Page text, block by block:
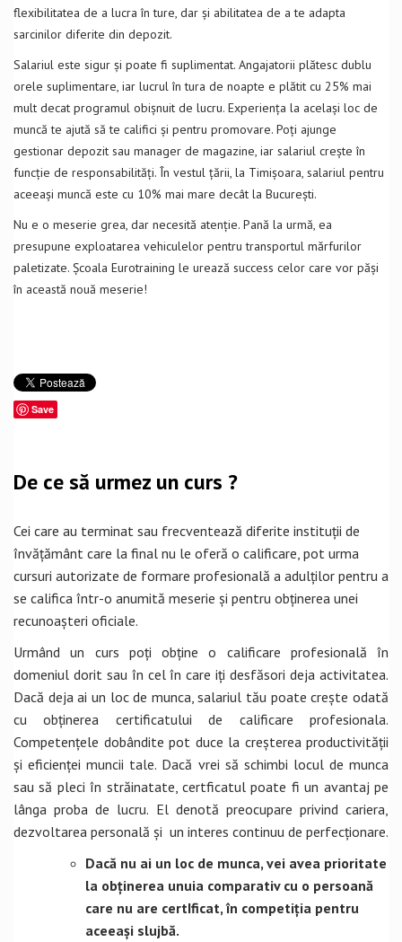
flexibilitatea de a lucra în ture, dar și abilitatea de a te adapta
sarcinilor diferite din depozit.
Salariul este sigur și poate fi suplimentat. Angajatorii plătesc dublu
orele suplimentare, iar lucrul în tura de noapte e plătit cu 25% mai
mult decat programul obișnuit de lucru. Experiența la același loc de
muncă te ajută să te califici și pentru promovare. Poți ajunge
gestionar depozit sau manager de magazine, iar salariul crește în
funcție de responsabilități. În vestul țării, la Timișoara, salariul pentru
aceeași muncă este cu 10% mai mare decât la București.
Nu e o meserie grea, dar necesită atenție. Pană la urmă, ea
presupune exploatarea vehiculelor pentru transportul mărfurilor
paletizate. Școala Eurotraining le urează success celor care vor păși
în această nouă meserie!
Save
De ce să urmez un curs ?
Cei care au terminat sau frecventează diferite instituții de
învățământ care la final nu le oferă o calificare, pot urma
cursuri autorizate de formare profesională a adulților pentru a
se califica într-o anumită meserie și pentru obținerea unei
recunoașteri oficiale.
Urmând un curs poți obține o calificare profesională în
domeniul dorit sau în cel în care iți desfăsori deja activitatea.
Dacă deja ai un loc de munca, salariul tău poate crește odată
cu obținerea certificatului de calificare profesionala.
Competențele dobândite pot duce la creșterea productivității
și eficienței muncii tale. Dacă vrei să schimbi locul de munca
sau să pleci în străinatate, certficatul poate fi un avantaj pe
lânga proba de lucru. El denotă preocupare privind cariera,
dezvoltarea personală și un interes continuu de perfecționare.
Dacă nu ai un loc de munca, vei avea prioritate
la obținerea unuia comparativ cu o persoană
care nu are certIficat, în competiția pentru
aceeași slujbă.